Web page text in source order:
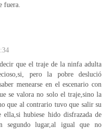
fuera.
que el traje de la ninfa adulta
pero la pobre deslució
menearse en el escenario con
se valora no solo el traje,sino la
que al contrario tuvo que salir su
hubiese hido disfrazada de
segundo lugar,al igual que no